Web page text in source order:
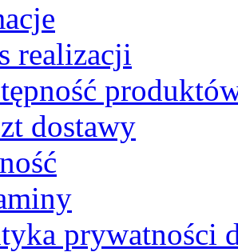
realizacji
dostawy
prywatności